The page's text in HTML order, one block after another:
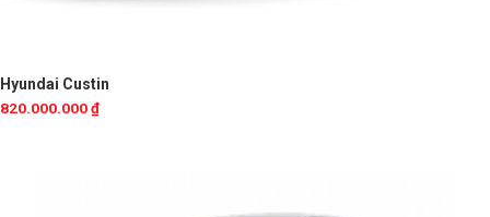
Hyundai Custin
820.000.000₫